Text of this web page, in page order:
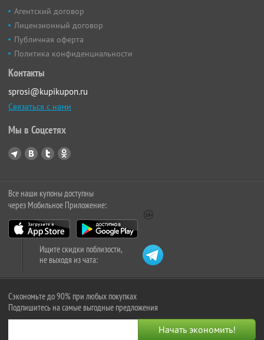
Агентский договор
Лицензионный договор
Публичная оферта
Политика конфиденциальности
Контакты
sprosi@kupikupon.ru
Связаться с нами
Мы в Соцсетях
Все наши купоны доступны
через Мобильное Приложение:
Ищите скидки поблизости,
не выходя из чата:
Сэкономьте до 90% при любых покупках
Подпишитесь на самые выгодные предложения